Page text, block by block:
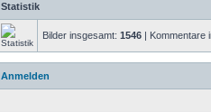
Statistik
Bilder insgesamt:1546 | Kommentare
Anmelden